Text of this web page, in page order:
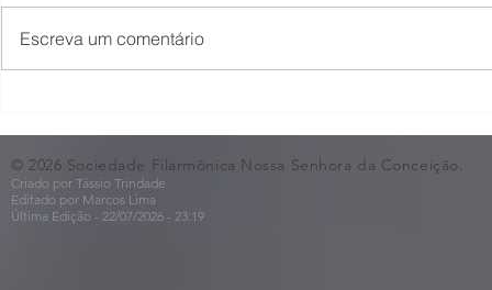
🎵🎶
ao Dia dos
Escreva um comentário
© 2026 Sociedade Filarmônica Nossa Senhora da Conceição.
Criado por Tássio Trindade
Editado por Marcos Lima
Última Edição - 22/07/2026 - 23:19